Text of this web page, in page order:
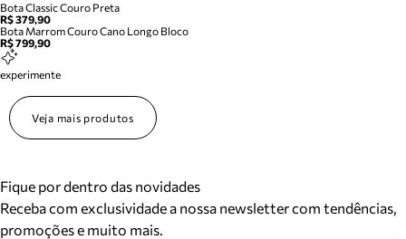
Bota Classic Couro Preta
R$ 379,90
Bota Marrom Couro Cano Longo Bloco
R$ 799,90
experimente
Veja mais produtos
Fique por dentro das novidades
Receba com exclusividade a nossa newsletter com tendências,
promoções e muito mais.